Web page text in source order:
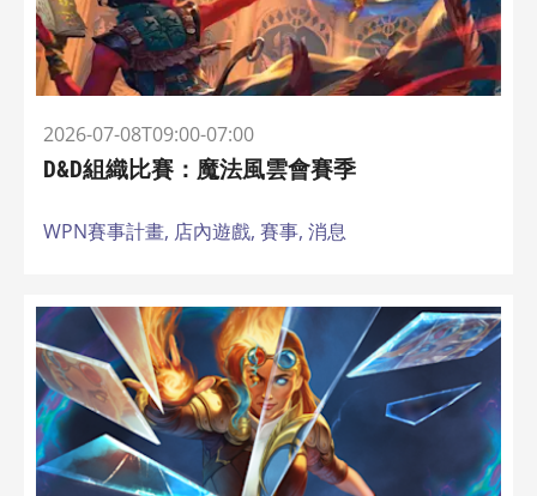
2026-07-08T09:00-07:00
D&D組織比賽：魔法風雲會賽季
WPN賽事計畫, 店內遊戲, 賽事, 消息